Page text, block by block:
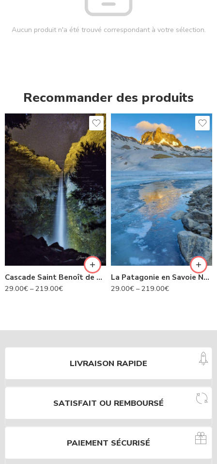
Aucun produit n'a été trouvé correspondant à votre sélection.
Recommander des produits
Cascade Saint Benoît de nuit- Avrieux N°424
29.00€ –219.00€
La Patagonie en Savoie N°435
29.00€ –219.00€
LIVRAISON RAPIDE
SATISFAIT OU REMBOURSÉ
PAIEMENT SÉCURISÉ